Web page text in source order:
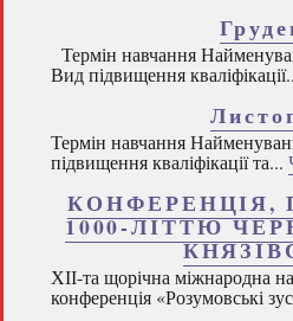
Термін навчання
Вид підвищення
Термін навчання
підвищення кваліфікації та...
КОНФЕРЕНЦІЯ,
1000-ЛІТТЮ
ХІІ-та щорічна міжнародна
конференція «Розумовські